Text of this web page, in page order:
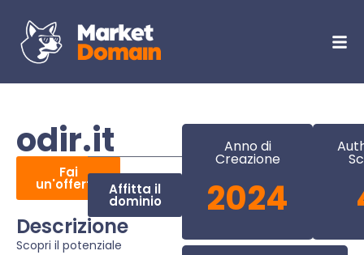
odir.it
Fai
un'offerta Affitta il
dominio
Descrizione
Scopri il potenziale
Anno di
Creazione
2024